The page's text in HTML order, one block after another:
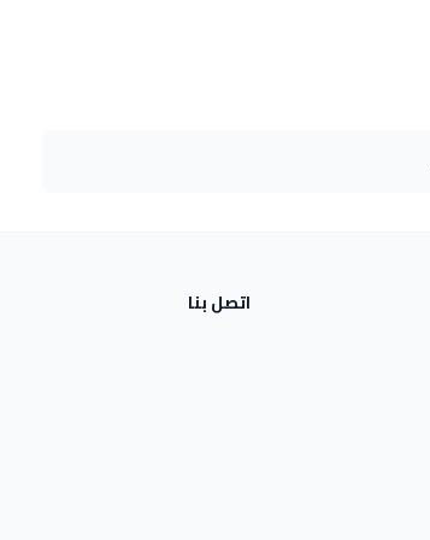
اتصل بنا